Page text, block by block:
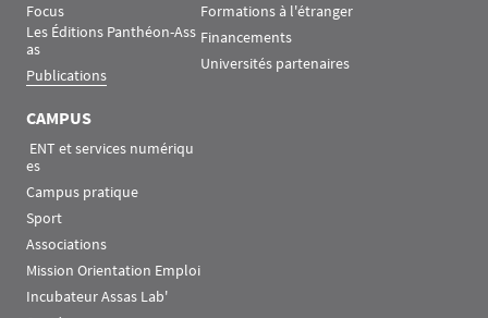
Focus
Les Éditions Panthéon-Ass
as
Publications
Formations à l'étranger
Financements
Universités partenaires
CAMPUS
es
Campus pratique
Sport
Associations
Mission Orientation Emploi
Incubateur Assas Lab'